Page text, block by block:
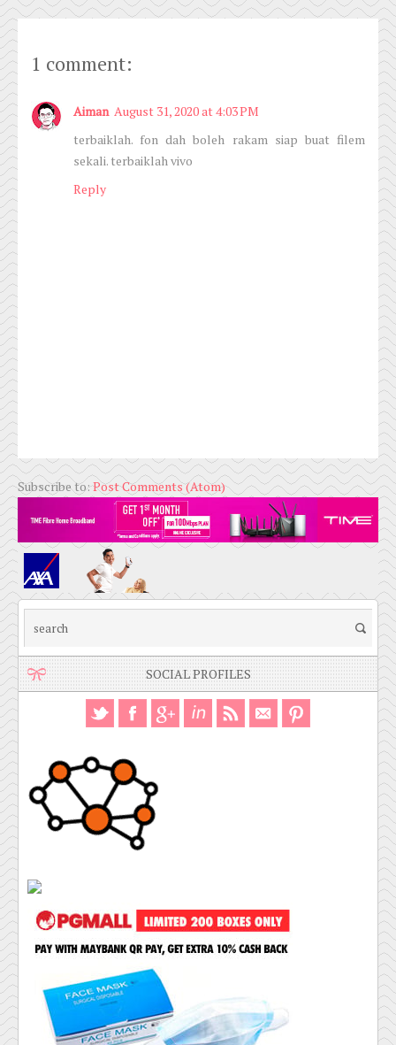
1 comment:
Aiman August 31, 2020 at 4:03 PM
terbaiklah. fon dah boleh rakam siap buat filem
sekali. terbaiklah vivo
Reply
Subscribe to:Post Comments (Atom)
SOCIAL PROFILES